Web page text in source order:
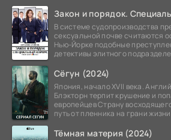
В системе судопроизводства
сексуальной почве считаются
Нью-Йорке подобные
детективы элитного
Сёгун (2024)
Япония, начало XVII века.
Блэкторн терпит крушение и
европейцев Страну
путь от пленника на грани
Тёмная материя (2024)